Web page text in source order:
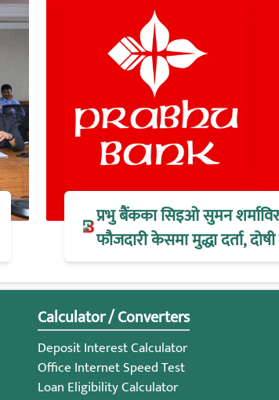
प्रभु बैंकका सिइओ सुमन
फौजदारी केसमा मुद्धा दर्ता,
Calculator / Converters
Deposit Interest Calculator
Office Internet Speed Test
Loan Eligibility Calculator